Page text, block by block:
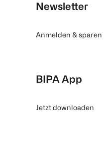
Newsletter
Anmelden & sparen
BIPA App
Jetzt downloaden